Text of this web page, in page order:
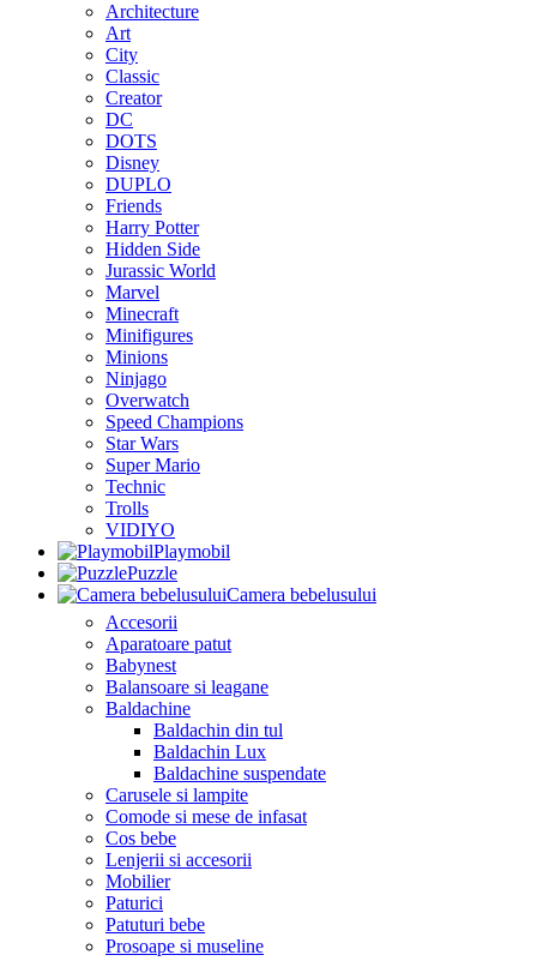
Architecture
Art
City
Classic
Creator
DC
DOTS
Disney
DUPLO
Friends
Harry Potter
Hidden Side
Jurassic World
Marvel
Minecraft
Minifigures
Minions
Ninjago
Overwatch
Speed Champions
Star Wars
Super Mario
Technic
Trolls
VIDIYO
Playmobil
Puzzle
Camera bebelusului
Accesorii
Aparatoare patut
Babynest
Balansoare si leagane
Baldachine
Baldachin din tul
Baldachin Lux
Baldachine suspendate
Carusele si lampite
Comode si mese de infasat
Cos bebe
Lenjerii si accesorii
Mobilier
Paturici
Patuturi bebe
Prosoape si museline